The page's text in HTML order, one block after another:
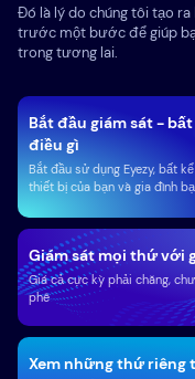
Đó là lý do chúng tôi tạo
trước một bước để giúp
trong tương lai.
Bắt đầu giám sát - bất
điều gì
Bắt đầu sử dụng Eyezy, bất
thiết bị của bạn và gia đình
Xem những thứ riêng
Giám sát mọi thứ với
Giá cả cực kỳ phải chăng,
phê